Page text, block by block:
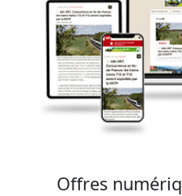
Offres